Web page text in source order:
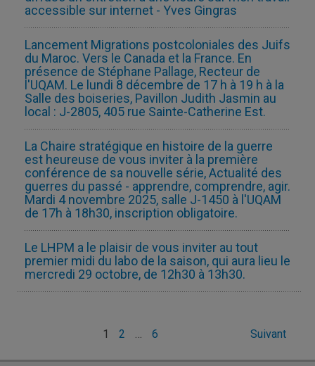
accessible sur internet - Yves Gingras
Lancement Migrations postcoloniales des Juifs
du Maroc. Vers le Canada et la France. En
présence de Stéphane Pallage, Recteur de
l'UQAM. Le lundi 8 décembre de 17 h à 19 h à la
Salle des boiseries, Pavillon Judith Jasmin au
local : J-2805, 405 rue Sainte-Catherine Est.
La Chaire stratégique en histoire de la guerre
est heureuse de vous inviter à la première
conférence de sa nouvelle série, Actualité des
guerres du passé - apprendre, comprendre, agir.
Mardi 4 novembre 2025, salle J-1450 à l'UQAM
de 17h à 18h30, inscription obligatoire.
Le LHPM a le plaisir de vous inviter au tout
premier midi du labo de la saison, qui aura lieu le
mercredi 29 octobre, de 12h30 à 13h30.
Pagination
des
1 2 … 6 Suivant